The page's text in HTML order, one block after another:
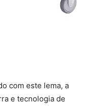
com este lema, a
e tecnologia de